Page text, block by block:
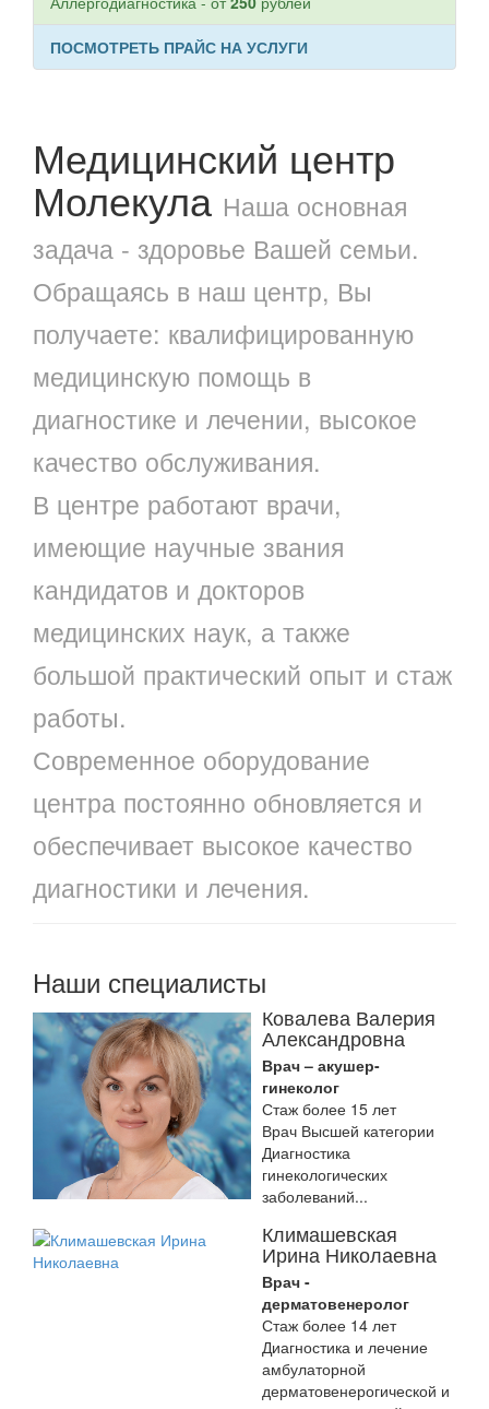
ПОСМОТРЕТЬ ПРАЙС НА УСЛУГИ
Медицинский центр
Молекула Наша основная
задача - здоровье Вашей семьи.
Обращаясь в наш центр, Вы
получаете: квалифицированную
медицинскую помощь в
диагностике и лечении, высокое
качество обслуживания.
В центре работают врачи,
имеющие научные звания
кандидатов и докторов
медицинских наук, а также
большой практический опыт и стаж
работы.
Современное оборудование
центра постоянно обновляется и
обеспечивает высокое качество
диагностики и лечения.
Наши специалисты
Ковалева Валерия
Александровна
Врач – акушер-
гинеколог
Стаж более 15 лет
Врач Высшей категории
Диагностика
гинекологических
заболеваний...
Климашевская
Ирина Николаевна
Врач -
дерматовенеролог
Стаж более 14 лет
Диагностика и лечение
амбулаторной
дерматовенерогической и